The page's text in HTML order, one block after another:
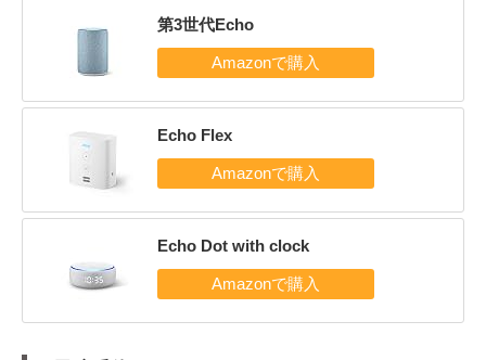
第3世代Echo
Echo Flex
Echo Dot with clock